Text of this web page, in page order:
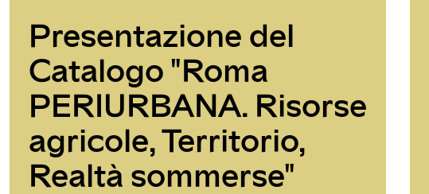
Presentazione del
Catalogo "Roma
PERIURBANA. Risorse
agricole, Territorio,
Realtà sommerse"